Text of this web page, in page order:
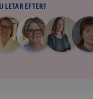
LETAR EFTER?
|
Jeanette
Bäcklund
|
Maria
Edegran
|